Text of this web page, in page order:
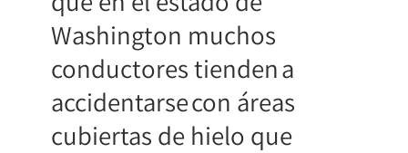
Washington muchos
conductores tienden a
accidentarse con áreas
cubiertas de hielo que